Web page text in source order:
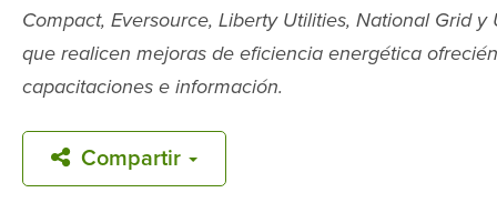
Compact, Eversource, Liberty Utilities, National Grid
que realicen mejoras de eficiencia energética
capacitaciones e información.
Compartir